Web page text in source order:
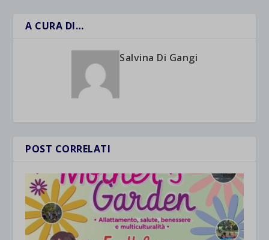
A CURA DI…
Salvina Di Gangi
POST CORRELATI